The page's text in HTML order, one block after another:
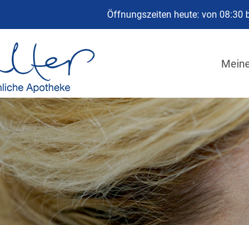
Öffnungszeiten heute: von 08:30